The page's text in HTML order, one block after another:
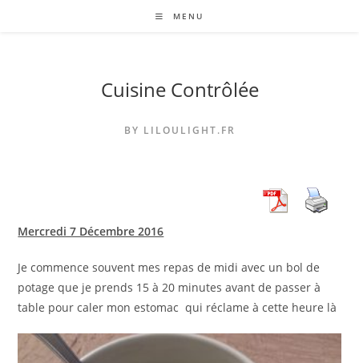
MENU
Cuisine Contrôlée
BY LILOULIGHT.FR
Mercredi 7 Décembre 2016
Je commence souvent mes repas de midi avec un bol de
potage que je prends 15 à 20 minutes avant de passer à
table pour caler mon estomac qui réclame à cette heure là